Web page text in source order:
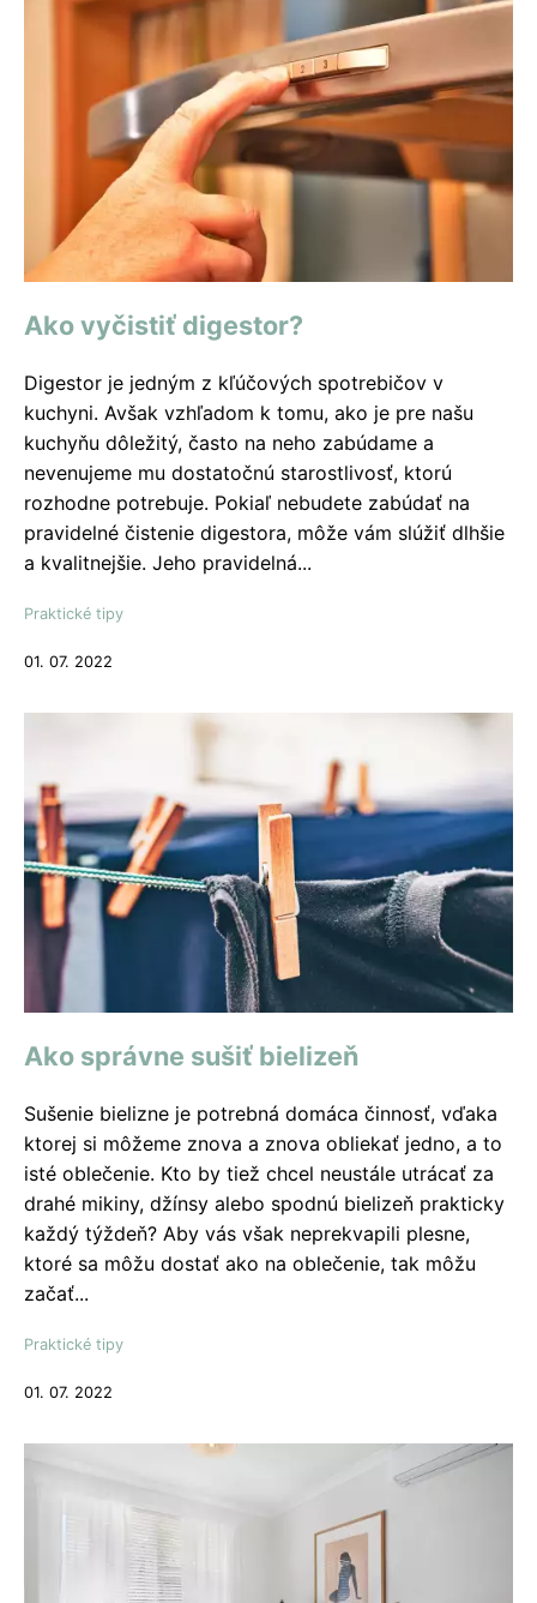
Ako vyčistiť digestor?
Digestor je jedným z kľúčových spotrebičov v
kuchyni. Avšak vzhľadom k tomu, ako je pre našu
kuchyňu dôležitý, často na neho zabúdame a
nevenujeme mu dostatočnú starostlivosť, ktorú
rozhodne potrebuje. Pokiaľ nebudete zabúdať na
pravidelné čistenie digestora, môže vám slúžiť dlhšie
a kvalitnejšie. Jeho pravidelná...
Praktické tipy
01. 07. 2022
Ako správne sušiť bielizeň
Sušenie bielizne je potrebná domáca činnosť, vďaka
ktorej si môžeme znova a znova obliekať jedno, a to
isté oblečenie. Kto by tiež chcel neustále utrácať za
drahé mikiny, džínsy alebo spodnú bielizeň prakticky
každý týždeň? Aby vás však neprekvapili plesne,
ktoré sa môžu dostať ako na oblečenie, tak môžu
začať...
Praktické tipy
01. 07. 2022